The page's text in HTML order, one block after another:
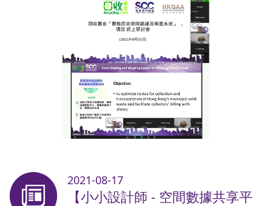
2021-08-17
【小小設計師 - 空間數據共享平